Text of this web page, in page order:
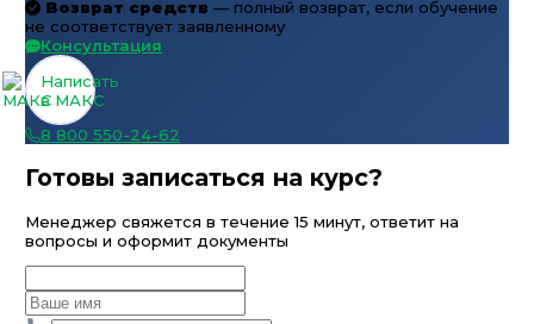
Возврат средств — полный возврат, если обучение
не соответствует заявленному
Консультация
Написать
в МАКС
8 800 550-24-62
Готовы записаться на курс?
Менеджер свяжется в течение 15 минут, ответит на
вопросы и оформит документы